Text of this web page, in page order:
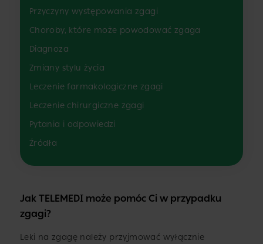
Przyczyny występowania zgagi
Choroby, które może powodować zgaga
Diagnoza
Zmiany stylu życia
Leczenie farmakologiczne zgagi
Leczenie chirurgiczne zgagi
Pytania i odpowiedzi
Źródła
Jak TELEMEDI może pomóc Ci w przypadku
zgagi?
Leki na zgagę należy przyjmować wyłącznie